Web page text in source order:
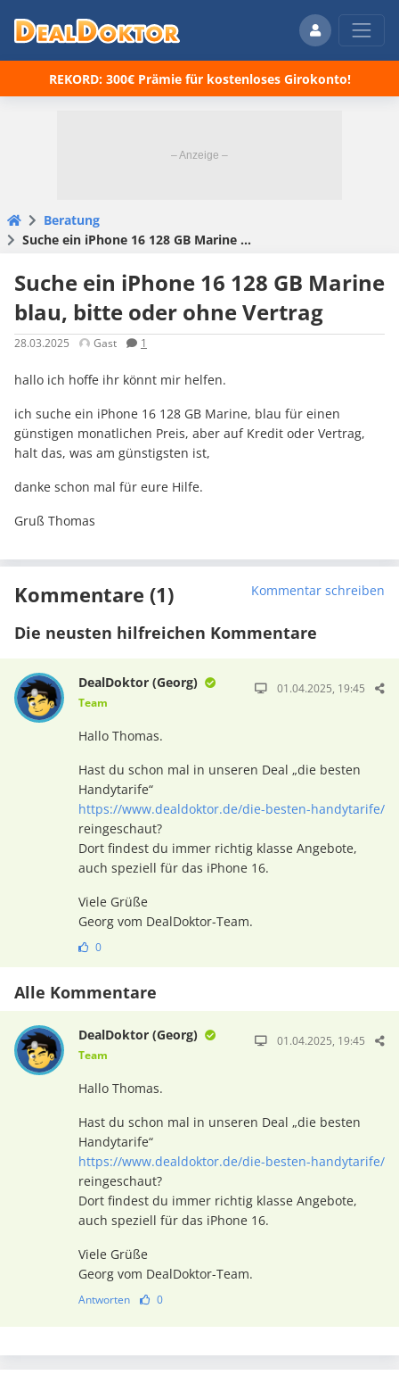
REKORD: 300€ Prämie für kostenloses Girokonto!
Beratung
Suche ein iPhone 16 128 GB Marine blau, bitte oder ohne Vertrag
Suche ein iPhone 16 128 GB Marine
blau, bitte oder ohne Vertrag
28.03.2025 Gast 1
hallo ich hoffe ihr könnt mir helfen.
ich suche ein iPhone 16 128 GB Marine, blau für einen
günstigen monatlichen Preis, aber auf Kredit oder Vertrag,
halt das, was am günstigsten ist,
danke schon mal für eure Hilfe.
Gruß Thomas
Kommentare (1) Kommentar schreiben
Die neusten hilfreichen Kommentare
DealDoktor (Georg)
Team
01.04.2025, 19:45
Hallo Thomas.
Hast du schon mal in unseren Deal „die besten
Handytarife“
https://www.dealdoktor.de/die-besten-handytarife/
reingeschaut?
Dort findest du immer richtig klasse Angebote,
auch speziell für das iPhone 16.
Viele Grüße
Georg vom DealDoktor-Team.
0
Alle Kommentare
DealDoktor (Georg)
Team
01.04.2025, 19:45
Hallo Thomas.
Hast du schon mal in unseren Deal „die besten
Handytarife“
https://www.dealdoktor.de/die-besten-handytarife/
reingeschaut?
Dort findest du immer richtig klasse Angebote,
auch speziell für das iPhone 16.
Viele Grüße
Georg vom DealDoktor-Team.
Antworten 0